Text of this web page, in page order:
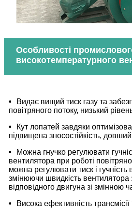
Особливості
високотемпературного
•
Видає вищий тиск газу та
повітряного потоку, низький
•
Кут лопатей завдяки
підвищена зносостійкість,
•
Можна гнучко регулювати
вентилятора при роботі
можна регулювати тиск і гучність
змінюючи швидкість
відповідного двигуна зі змінною
•
Висока ефективність